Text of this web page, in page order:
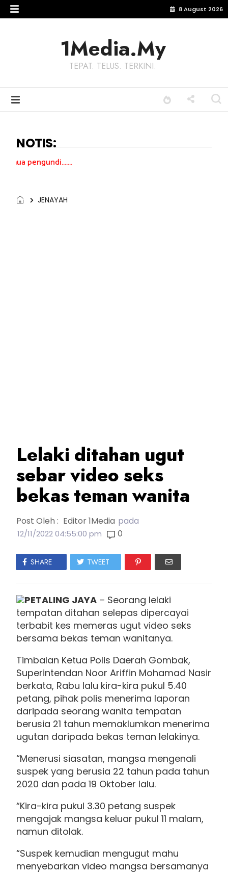
8 August 2026
1Media.My
TEPAT. TELUS. TERKINI.
NOTIS:
JENAYAH
Lelaki ditahan ugut
sebar video seks
bekas teman wanita
Post Oleh : Editor 1Media pada
12/11/2022 04:55:00 pm 0
SHARE TWEET
PETALING JAYA – Seorang lelaki
tempatan ditahan selepas dipercayai
terbabit kes memeras ugut video seks
bersama bekas teman wanitanya.
Timbalan Ketua Polis Daerah Gombak,
Superintendan Noor Ariffin Mohamad Nasir
berkata, Rabu lalu kira-kira pukul 5.40
petang, pihak polis menerima laporan
daripada seorang wanita tempatan
berusia 21 tahun memaklumkan menerima
ugutan daripada bekas teman lelakinya.
“Menerusi siasatan, mangsa mengenali
suspek yang berusia 22 tahun pada tahun
2020 dan pada 19 Oktober lalu.
“Kira-kira pukul 3.30 petang suspek
mengajak mangsa keluar pukul 11 malam,
namun ditolak.
“Suspek kemudian mengugut mahu
menyebarkan video mangsa bersamanya